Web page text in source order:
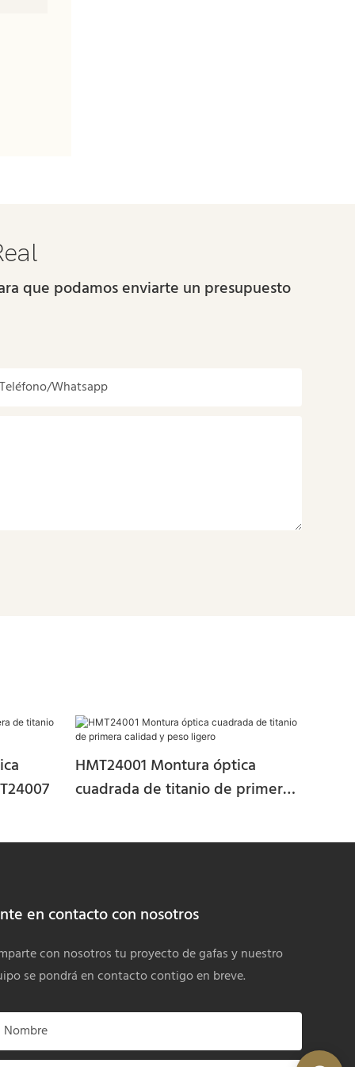
que podamos enviarte un presupuesto
Teléfono/whatsapp
HMT24001 Montura óptica
cuadrada de titanio de primera
en contacto con nosotros
con nosotros tu proyecto de gafas y nuestro
se pondrá en contacto contigo en breve.
Nombre